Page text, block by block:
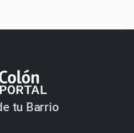
tu Barrio